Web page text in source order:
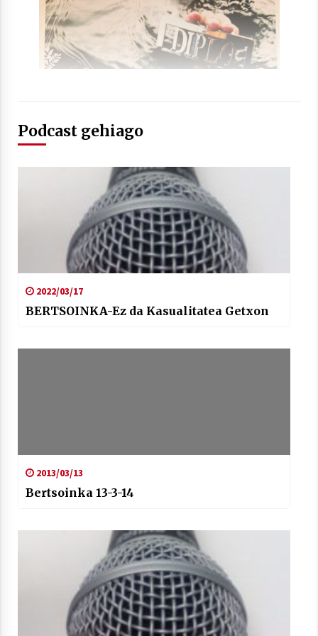
Telebistaren eskutik
2021/06/30
Podcast gehiago
2022/03/17
BERTSOINKA-Ez da Kasualitatea Getxon
2013/03/13
Bertsoinka 13-3-14